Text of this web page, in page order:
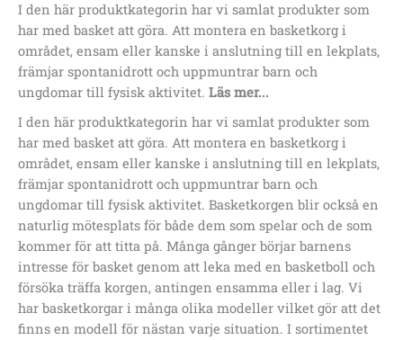
I den här produktkategorin har vi samlat produkter som
har med basket att göra. Att montera en basketkorg i
området, ensam eller kanske i anslutning till en lekplats,
främjar spontanidrott och uppmuntrar barn och
ungdomar till fysisk aktivitet. Läs mer...
I den här produktkategorin har vi samlat produkter som
har med basket att göra. Att montera en basketkorg i
området, ensam eller kanske i anslutning till en lekplats,
främjar spontanidrott och uppmuntrar barn och
ungdomar till fysisk aktivitet. Basketkorgen blir också en
naturlig mötesplats för både dem som spelar och de som
kommer för att titta på. Många gånger börjar barnens
intresse för basket genom att leka med en basketboll och
försöka träffa korgen, antingen ensamma eller i lag. Vi
har basketkorgar i många olika modeller vilket gör att det
finns en modell för nästan varje situation. I sortimentet